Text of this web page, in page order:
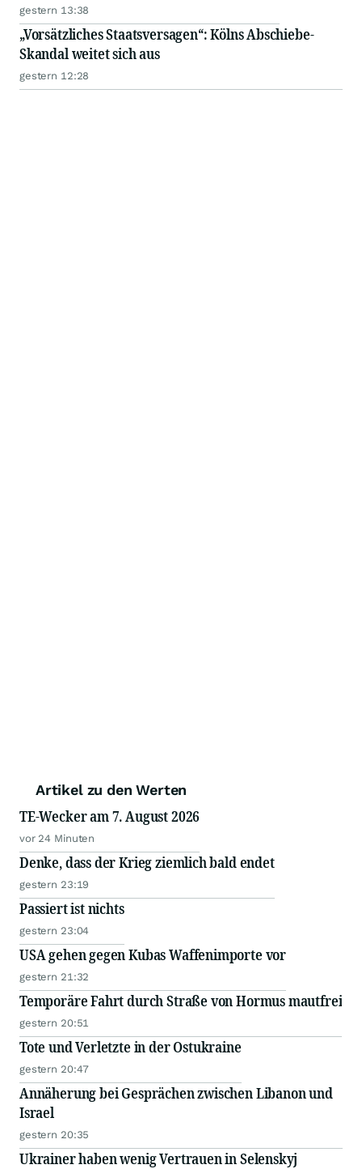
gestern 13:38
„Vorsätzliches Staatsversagen“: Kölns Abschiebe-
Skandal weitet sich aus
gestern 12:28
Artikel zu den Werten
TE-Wecker am 7. August 2026
vor 24 Minuten
Denke, dass der Krieg ziemlich bald endet
gestern 23:19
Passiert ist nichts
gestern 23:04
USA gehen gegen Kubas Waffenimporte vor
gestern 21:32
Temporäre Fahrt durch Straße von Hormus mautfrei
gestern 20:51
Tote und Verletzte in der Ostukraine
gestern 20:47
Annäherung bei Gesprächen zwischen Libanon und
Israel
gestern 20:35
Ukrainer haben wenig Vertrauen in Selenskyj